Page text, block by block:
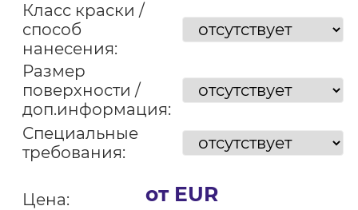
Класс краски /
способ
нанесения:
Размер
поверхности /
доп.информация:
Специальные
требования:
Цена: от EUR